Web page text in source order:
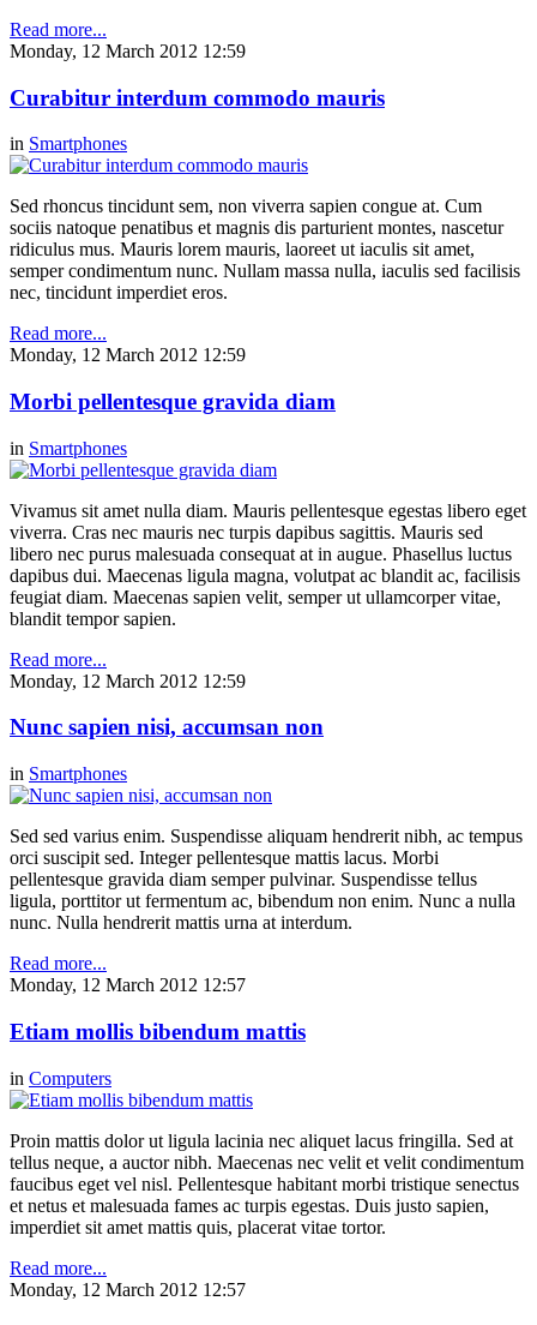
Read more...
Monday, 12 March 2012 12:59
Curabitur interdum commodo mauris
in Smartphones
Sed rhoncus tincidunt sem, non viverra sapien congue at. Cum
sociis natoque penatibus et magnis dis parturient montes, nascetur
ridiculus mus. Mauris lorem mauris, laoreet ut iaculis sit amet,
semper condimentum nunc. Nullam massa nulla, iaculis sed facilisis
nec, tincidunt imperdiet eros.
Read more...
Monday, 12 March 2012 12:59
Morbi pellentesque gravida diam
in Smartphones
Vivamus sit amet nulla diam. Mauris pellentesque egestas libero eget
viverra. Cras nec mauris nec turpis dapibus sagittis. Mauris sed
libero nec purus malesuada consequat at in augue. Phasellus luctus
dapibus dui. Maecenas ligula magna, volutpat ac blandit ac, facilisis
feugiat diam. Maecenas sapien velit, semper ut ullamcorper vitae,
blandit tempor sapien.
Read more...
Monday, 12 March 2012 12:59
Nunc sapien nisi, accumsan non
in Smartphones
Sed sed varius enim. Suspendisse aliquam hendrerit nibh, ac tempus
orci suscipit sed. Integer pellentesque mattis lacus. Morbi
pellentesque gravida diam semper pulvinar. Suspendisse tellus
ligula, porttitor ut fermentum ac, bibendum non enim. Nunc a nulla
nunc. Nulla hendrerit mattis urna at interdum.
Read more...
Monday, 12 March 2012 12:57
Etiam mollis bibendum mattis
in Computers
Proin mattis dolor ut ligula lacinia nec aliquet lacus fringilla. Sed at
tellus neque, a auctor nibh. Maecenas nec velit et velit condimentum
faucibus eget vel nisl. Pellentesque habitant morbi tristique senectus
et netus et malesuada fames ac turpis egestas. Duis justo sapien,
imperdiet sit amet mattis quis, placerat vitae tortor.
Read more...
Monday, 12 March 2012 12:57